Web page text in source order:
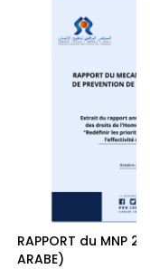
RAPPORT du MNP
ARABE)